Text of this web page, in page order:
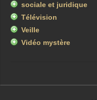
sociale et juridique
Télévision
Veille
Vidéo mystère